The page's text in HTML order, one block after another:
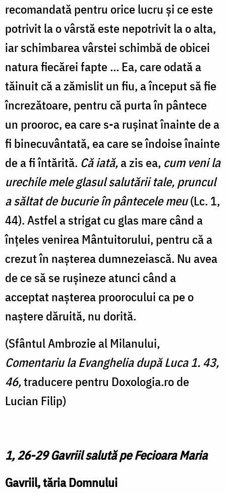
recomandată pentru orice lucru și ce este
potrivit la o vârstă este nepotrivit la o alta,
iar schimbarea vârstei schimbă de obicei
natura fiecărei fapte … Ea, care odată a
tăinuit că a zămislit un fiu, a început să fie
încrezătoare, pentru că purta în pântece
un prooroc, ea care s-a rușinat înainte de a
fi binecuvântată, ea care se îndoise înainte
de a fi întărită. Că iată,a zis ea, cum veni la
urechile mele glasul salutării tale, pruncul
a săltat de bucurie în pântecele meu(Lc. 1,
44). Astfel a strigat cu glas mare când a
înțeles venirea Mântuitorului, pentru că a
crezut în nașterea dumnezeiască. Nu avea
de ce să se rușineze atunci când a
acceptat nașterea proorocului ca pe o
naștere dăruită, nu dorită.
(Sfântul Ambrozie al Milanului,
Comentariu la Evanghelia după Luca 1. 43,
46,traducere pentru Doxologia.ro de
Lucian Filip)
1, 26-29 Gavriil salută pe Fecioara Maria
Gavriil, tăria Domnului